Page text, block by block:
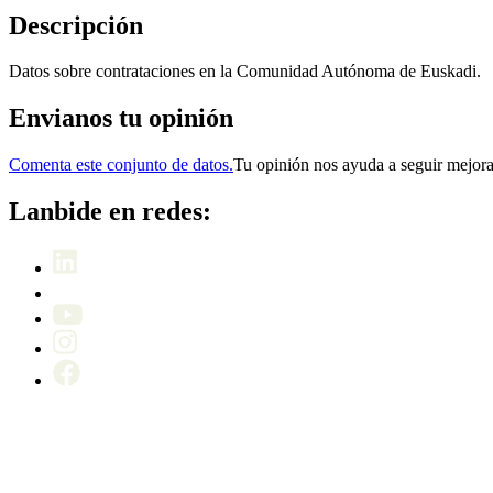
Descripción
Datos sobre contrataciones en la Comunidad Autónoma de Euskadi.
Envianos tu opinión
Comenta este conjunto de datos.Tu opinión nos ayuda a seguir
Lanbide en redes: